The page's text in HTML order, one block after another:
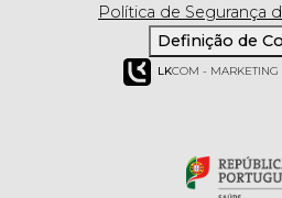
Política de Segurança
Definição de
LKCOM - MARKETING